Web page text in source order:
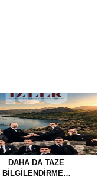
DAHA DA TAZE
BİLGİLENDİRME…